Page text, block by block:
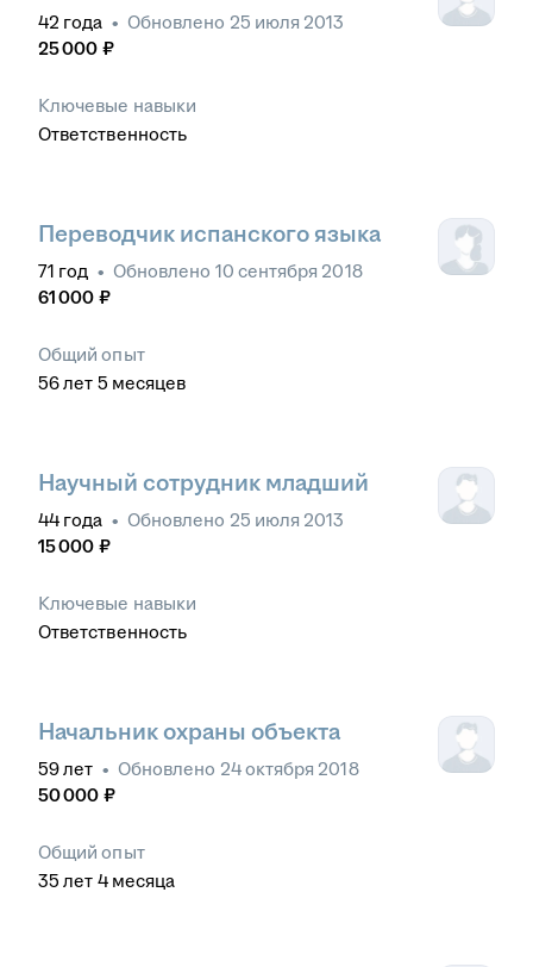
42 года • Обновлено 25 июля 2013
25 000 ₽
Ключевые навыки
Ответственность
Переводчик испанского языка
71 год • Обновлено 10 сентября 2018
61 000 ₽
Общий опыт
56лет 5 месяцев
Научный сотрудник младший
44 года • Обновлено 25 июля 2013
15 000 ₽
Ключевые навыки
Ответственность
Начальник охраны объекта
59лет • Обновлено 24 октября 2018
50 000 ₽
Общий опыт
35 лет 4 месяца